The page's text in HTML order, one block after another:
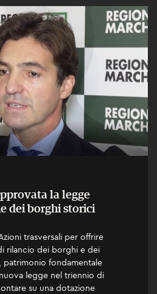
la legge
dei borghi storici
trasversali per offrire
rilancio dei borghi e dei
fondamentale
legge nel triennio di
su una dotazione